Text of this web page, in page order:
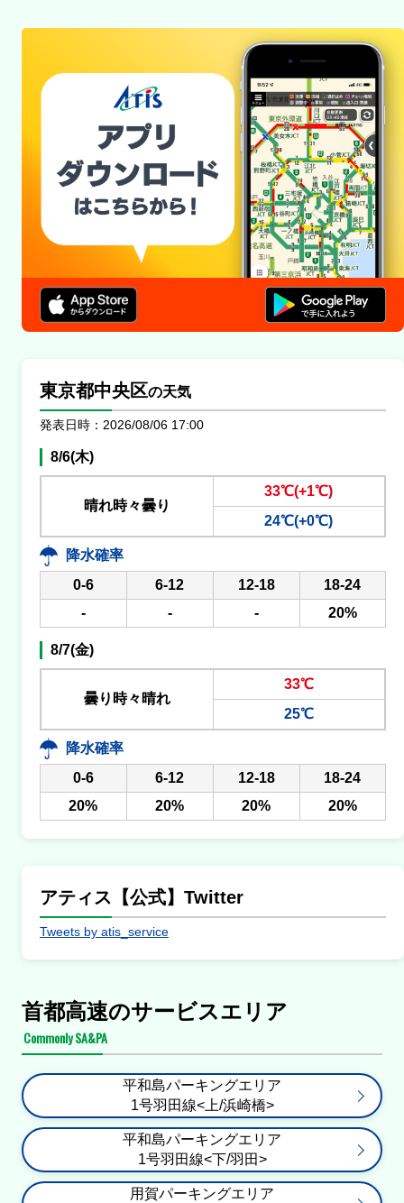
規制
１車線規制
原因
工事
埼玉大宮線<上/美女木>
通行止・規制の情報はありません。
浦和北付近
内容
１車線規制
原因
工事
埼玉新都心線<上/新都心>
規制
新都心付近→新都心西付近
１車線規制
原因
工事
通行止・規制の情報はありません。
6号向島線<上/江戸橋>
6号向島線<下/堀切>
通行止・規制の情報はありません。
7号小松川線<上/両国>
通行止・規制の情報はありません。
7号小松川線<下/一之江>
東京都中央区の天気
発表日時：2026/08/06 17:00
8/6(木)
晴れ時々曇り
33℃(+1℃)
24℃(+0℃)
降水確率
0-6
6-12 12-18
18-24
-
- - 20%
8/7(金)
曇り時々晴れ
33℃
25℃
降水確率
0-6
6-12 12-18
18-24
20%
20% 20% 20%
アティス【公式】Twitter
Tweets by atis_service
首都高速のサービスエリア
Commonly SA&PA
平和島パーキングエリア
1号羽田線<上/浜崎橋>
平和島パーキングエリア
1号羽田線<下/羽田>
用賀パーキングエリア